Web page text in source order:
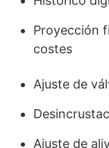
Proyección
costes
Ajuste de
Ajuste de